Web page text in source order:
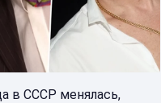
в СССР менялась,